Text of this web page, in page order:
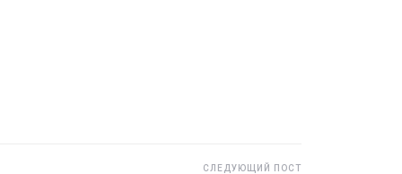
СЛЕДУЮЩИЙ ПОСТ